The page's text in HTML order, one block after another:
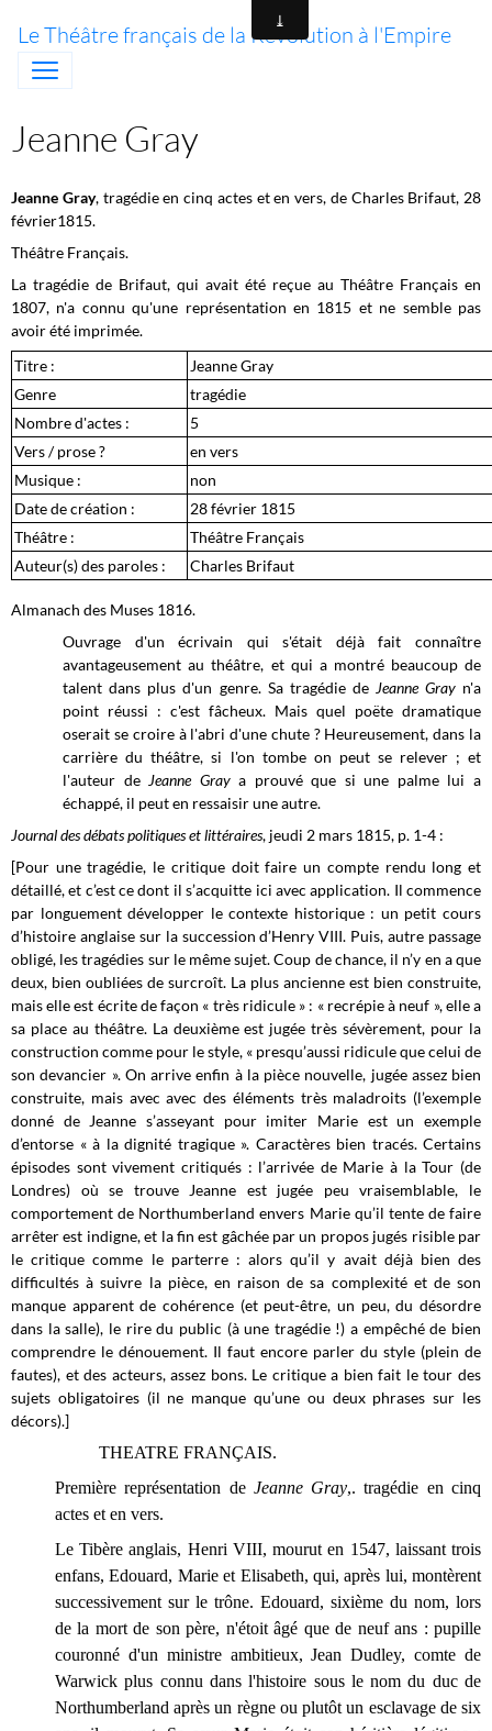
Le Théâtre français de la Révolution à l'Empire
Jeanne Gray
Jeanne Gray, tragédie en cinq actes et en vers, de Charles Brifaut, 28
février1815.
Théâtre Français.
La tragédie de Brifaut, qui avait été reçue au Théâtre Français en
1807, n'a connu qu'une représentation en 1815 et ne semble pas
avoir été imprimée.
Titre :
Jeanne Gray
Genre
tragédie
Nombre d'actes :
5
Vers / prose ?
en vers
Musique :
non
Date de création :
28 février 1815
Théâtre :
Théâtre Français
Auteur(s) des paroles :
Charles Brifaut
Almanach des Muses 1816.
Ouvrage d'un écrivain qui s'était déjà fait connaître
avantageusement au théâtre, et qui a montré beaucoup de
talent dans plus d'un genre. Sa tragédie de Jeanne Gray n'a
point réussi : c'est fâcheux. Mais quel poëte dramatique
oserait se croire à l'abri d'une chute ? Heureusement, dans la
carrière du théâtre, si l'on tombe on peut se relever ; et
l'auteur de Jeanne Graya prouvé que si une palme lui a
échappé, il peut en ressaisir une autre.
Journal des débats politiques et littéraires, jeudi 2 mars 1815, p. 1-4 :
[Pour une tragédie, le critique doit faire un compte rendu long et
détaillé, et c’est ce dont il s’acquitte ici avec application. Il commence
par longuement développer le contexte historique : un petit cours
d’histoire anglaise sur la succession d’Henry VIII. Puis, autre passage
obligé, les tragédies sur le même sujet. Coup de chance, il n’y en a que
deux, bien oubliées de surcroît. La plus ancienne est bien construite,
mais elle est écrite de façon « très ridicule » : « recrépie à neuf », elle a
sa place au théâtre. La deuxième est jugée très sévèrement, pour la
construction comme pour le style, « presqu’aussi ridicule que celui de
son devancier ». On arrive enfin à la pièce nouvelle, jugée assez bien
construite, mais avec avec des éléments très maladroits (l’exemple
donné de Jeanne s’asseyant pour imiter Marie est un exemple
d’entorse « à la dignité tragique ». Caractères bien tracés. Certains
épisodes sont vivement critiqués : l’arrivée de Marie à la Tour (de
Londres) où se trouve Jeanne est jugée peu vraisemblable, le
comportement de Northumberland envers Marie qu’il tente de faire
arrêter est indigne, et la fin est gâchée par un propos jugés risible par
le critique comme le parterre : alors qu’il y avait déjà bien des
difficultés à suivre la pièce, en raison de sa complexité et de son
manque apparent de cohérence (et peut-être, un peu, du désordre
dans la salle), le rire du public (à une tragédie !) a empêché de bien
comprendre le dénouement. Il faut encore parler du style (plein de
fautes), et des acteurs, assez bons. Le critique a bien fait le tour des
sujets obligatoires (il ne manque qu’une ou deux phrases sur les
décors).]
THEATRE FRANÇAIS.
Première représentation de Jeanne Gray,. tragédie en cinq
actes et en vers.
Le Tibère anglais, Henri VIII, mourut en 1547, laissant trois
enfans, Edouard, Marie et Elisabeth, qui, après lui, montèrent
successivement sur le trône. Edouard, sixième du nom, lors
de la mort de son père, n'étoit âgé que de neuf ans : pupille
couronné d'un ministre ambitieux, Jean Dudley, comte de
Warwick plus connu dans l'histoire sous le nom du duc de
Northumberland après un règne ou plutôt un esclavage de six